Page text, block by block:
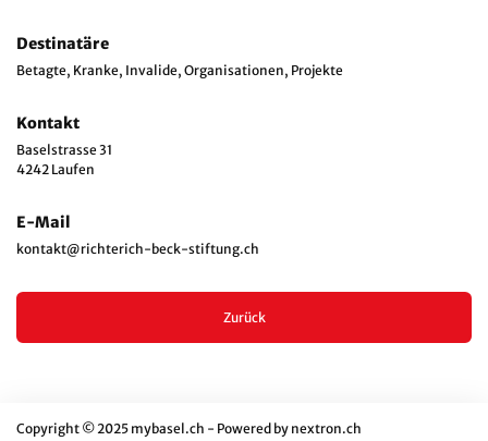
Destinatäre
Betagte, Kranke, Invalide, Organisationen, Projekte
Kontakt
Baselstrasse 31
4242 Laufen
E-Mail
kontakt@richterich-beck-stiftung.ch
Zurück
Copyright © 2025 mybasel.ch - Powered by nextron.ch